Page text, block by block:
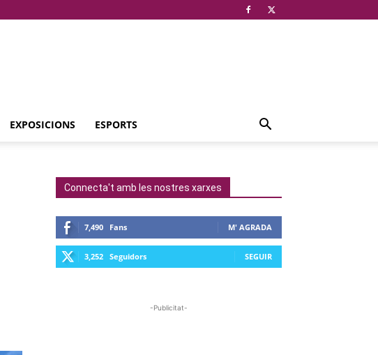
EXPOSICIONS ESPORTS
Connecta't amb les nostres xarxes
7,490 Fans M' AGRADA
3,252 Seguidors SEGUIR
-Publicitat-